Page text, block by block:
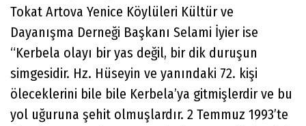
Tokat Artova Yenice Köylüleri Kültür ve
Dayanışma Derneği Başkanı Selami İyier ise
“Kerbela olayı bir yas değil, bir dik duruşun
simgesidir. Hz. Hüseyin ve yanındaki 72. kişi
öleceklerini bile bile Kerbela’ya gitmişlerdir ve bu
yol uğuruna şehit olmuşlardır. 2 Temmuz 1993’te